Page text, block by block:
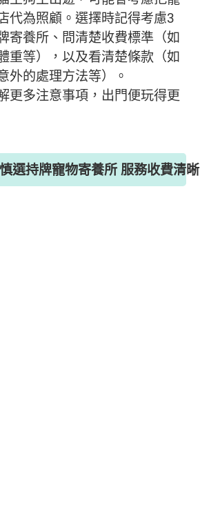
代為照顧。選擇時記得考慮3
寄養所、問清楚收費標準（如
重等），以及看清楚條款（如
外的處理方法等）。
更多注意事項，出門便玩得更
選持牌寵物寄養所 服務收費清